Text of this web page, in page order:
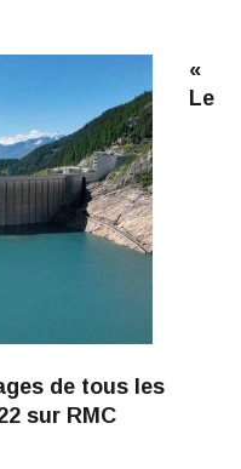
«
Le
de tous les
sur RMC